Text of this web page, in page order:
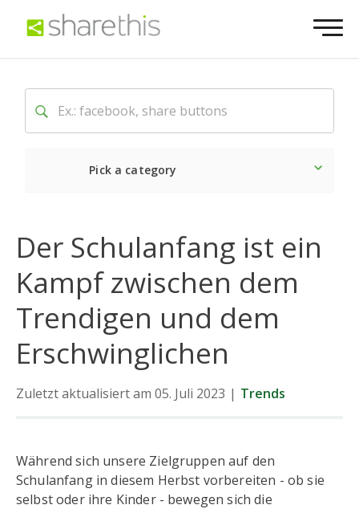
Pick a category
Der Schulanfang ist ein
Kampf zwischen dem
Trendigen und dem
Erschwinglichen
Zuletzt aktualisiert am 05. Juli 2023 | Trends
Während sich unsere Zielgruppen auf den
Schulanfang in diesem Herbst vorbereiten - ob sie
selbst oder ihre Kinder - bewegen sich die